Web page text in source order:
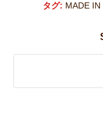
タグ: MADE